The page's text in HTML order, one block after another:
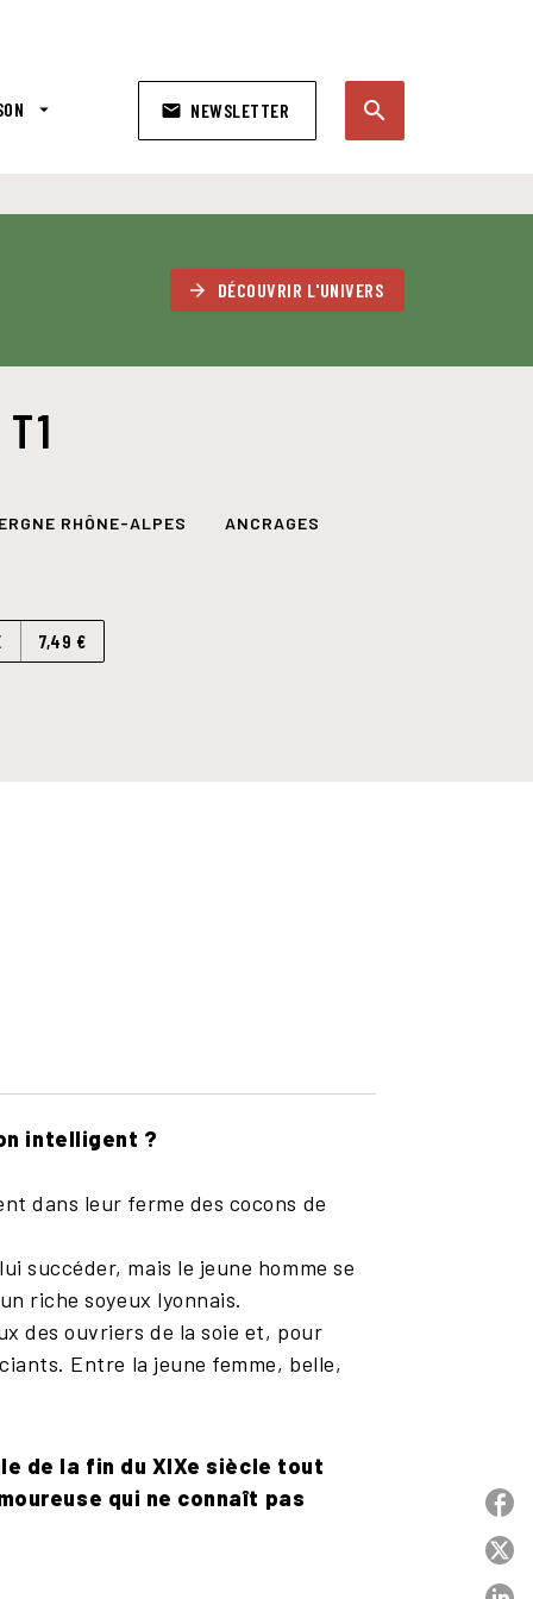
email NEWSLETTER search
arrow_drop_down search
arrow_forward DÉCOUVRIR L'UNIVERS
RHÔNE-ALPES ANCRAGES
7,49 €
intelligent ?
dans leur ferme des cocons de
succéder, mais le jeune homme se
riche soyeux lyonnais.
des ouvriers de la soie et, pour
Entre la jeune femme, belle,
de la fin du XIXe siècle tout
qui ne connaît pas